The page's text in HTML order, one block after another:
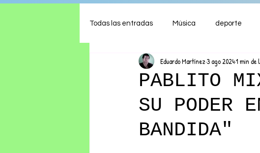
Todas las entradas Música deporte
Shows Comida
Ambiente Hogar Finanzas
PABLITO
SU PODER
BANDIDA"
Eduardo Martínez 3 ago 20241 min de